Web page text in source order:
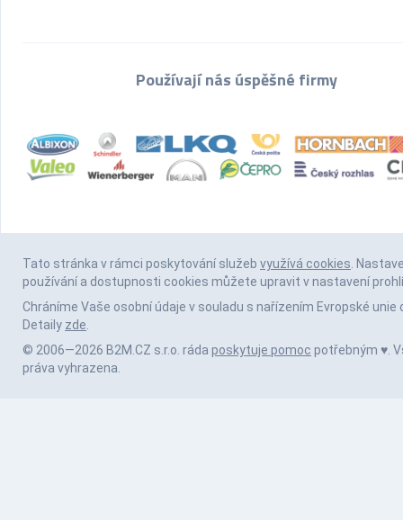
Používají nás úspěšné firmy
Tato stránka v rámci poskytování služeb využívá cookies.
používání a dostupnosti cookies můžete upravit v nastavení
Chráníme Vaše osobní údaje v souladu s nařízením Evropské unie
Detaily zde.
© 2006—2026 B2M.CZ s.r.o. ráda poskytuje pomoc potřebným ♥️.
práva vyhrazena.